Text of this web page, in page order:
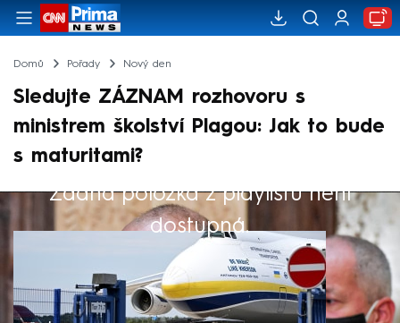
Domů Pořady Nový den
Sledujte ZÁZNAM rozhovoru s
ministrem školství Plagou: Jak to bude
s maturitami?
Žádná položka z playlistu není
dostupná.
Výběr redakce